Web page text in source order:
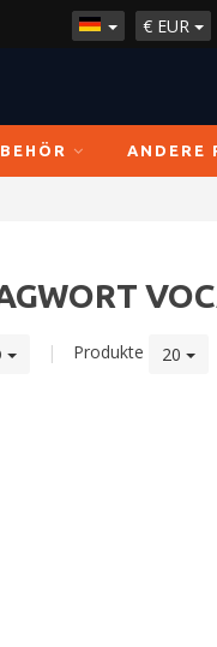
€ EUR
ANDERE
| Produkte 20